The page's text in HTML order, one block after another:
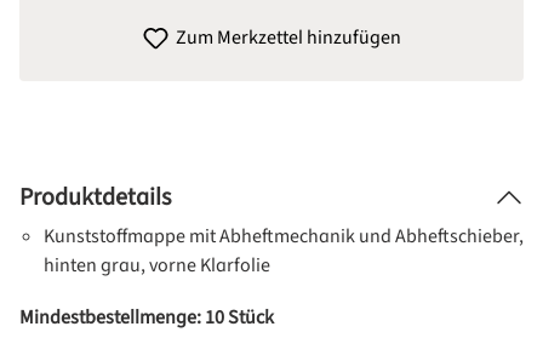
Zum Merkzettel hinzufügen
Produktdetails
Kunststoffmappe mit Abheftmechanik und Abheftschieber,
hinten grau, vorne Klarfolie
Mindestbestellmenge: 10 Stück